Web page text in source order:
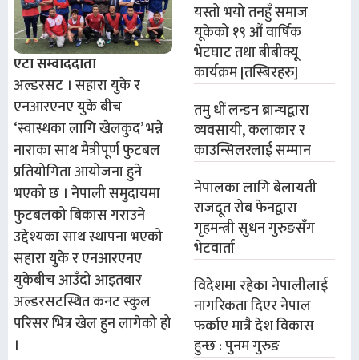
एटा सम्वाददाता
अल्डरसट । सहारा युके र
एनआरएनए युके बीच
‘स्वास्थका लागि खेलकुद’ भन्ने
नाराका साथ मैत्रीपूर्ण फुटबल
प्रतियोगिता आयोजना हुने
भएको छ । नेपाली समुदायमा
फुटबलको बिकास गराउने
उद्देश्यका साथ स्थापना भएको
सहारा युके र एनआरएनए
युकेबीच आउँदो आइतबार
अल्डरसटस्थित कनट स्कुल
परिसर भित्र खेल हुन लागेको हो
।
यस्तो भयो तनहुँ समाज
यूकेको १९ औं वार्षिक
भेटघाट तथा बीबीक्यू
कार्यक्रम [तस्बिरहरु]
तमु धीं लन्डन ब्रान्चद्वारा
व्यवसायी, कलाकार र
काउन्सिलरलाई सम्मान
नेपालका लागि बेलायती
राजदूत रोब फेनद्वारा
गृहमन्त्री सुधन गुरुङसँग
भेटवार्ता
विदेशमा रहेका नेपालीलाई
नागरिकता दिएर नेपाल
फर्काए मात्रै देश विकास
हुन्छ : पुनम गुरुङ